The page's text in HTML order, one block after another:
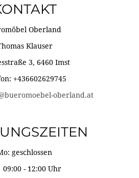
Oberland
Klauser
3, 6460 Imst
+436602629745
oberland.at
geschlossen
- 12:00 Uhr